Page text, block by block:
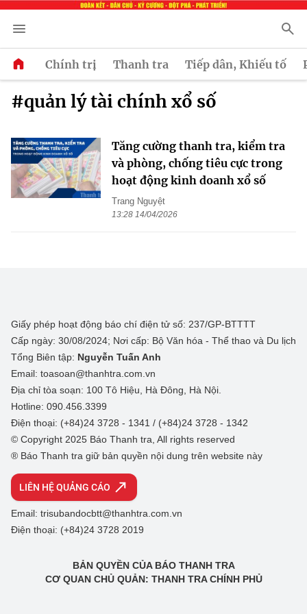
Chính trị Thanh tra Tiếp dân, Khiếu tố
#quản lý tài chính xổ số
Tăng cường thanh tra, kiểm tra
và phòng, chống tiêu cực trong
hoạt động kinh doanh xổ số
Trang Nguyệt
13:28 14/04/2026
Giấy phép hoạt động báo chí điện tử số: 237/GP-BTTTT
Cấp ngày: 30/08/2024; Nơi cấp: Bộ Văn hóa - Thể thao và Du lịch
Tổng Biên tập: Nguyễn Tuấn Anh
Email: toasoan@thanhtra.com.vn
Địa chỉ tòa soạn: 100 Tô Hiệu, Hà Đông, Hà Nội.
Hotline: 090.456.3399
Điện thoại: (+84)24 3728 - 1341 / (+84)24 3728 - 1342
© Copyright 2025 Báo Thanh tra, All rights reserved
® Báo Thanh tra giữ bản quyền nội dung trên website này
LIÊN HỆ QUẢNG CÁO
Email: trisubandocbtt@thanhtra.com.vn
Điện thoại: (+84)24 3728 2019
BẢN QUYỀN CỦA BÁO THANH TRA
CƠ QUAN CHỦ QUẢN: THANH TRA CHÍNH PHỦ